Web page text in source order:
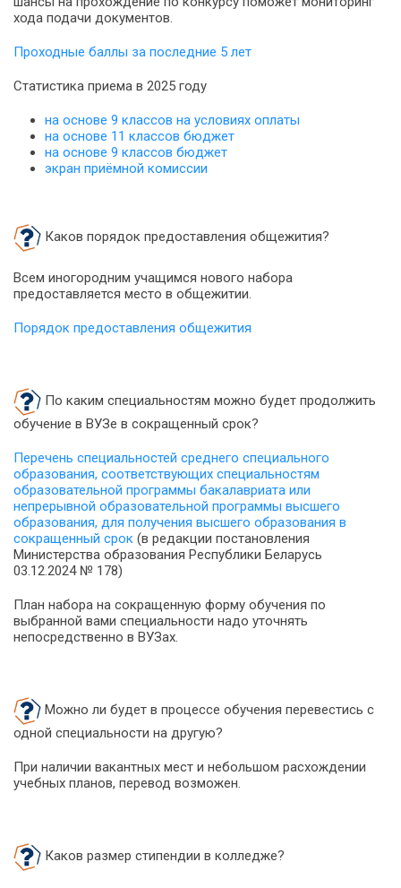
хода подачи документов.
Проходные баллы за последние 5 лет
Статистика приема в 2025 году
на основе 9 классов на условиях оплаты
на основе 11 классов бюджет
на основе 9 классов бюджет
экран приёмной комиссии
Каков порядок предоставления общежития?
Всем иногородним учащимся нового набора
предоставляется место в общежитии.
Порядок предоставления общежития
По каким специальностям можно будет продолжить
обучение в ВУЗе в сокращенный срок?
Перечень специальностей среднего специального
образования, соответствующих специальностям
образовательной программы бакалавриата или
непрерывной образовательной программы высшего
образования, для получения высшего образования в
сокращенный срок (в редакции постановления
Министерства образования Республики Беларусь
03.12.2024 № 178)
План набора на сокращенную форму обучения по
выбранной вами специальности надо уточнять
непосредственно в ВУЗах.
Можно ли будет в процессе обучения перевестись с
одной специальности на другую?
При наличии вакантных мест и небольшом расхождении
учебных планов, перевод возможен.
Каков размер стипендии в колледже?